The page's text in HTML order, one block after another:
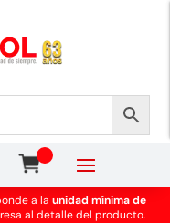
a launidad mínima de
al detalle del producto.